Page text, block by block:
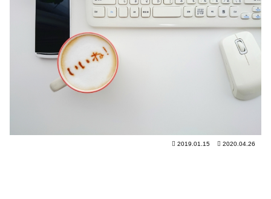
2019.01.15 2020.04.26